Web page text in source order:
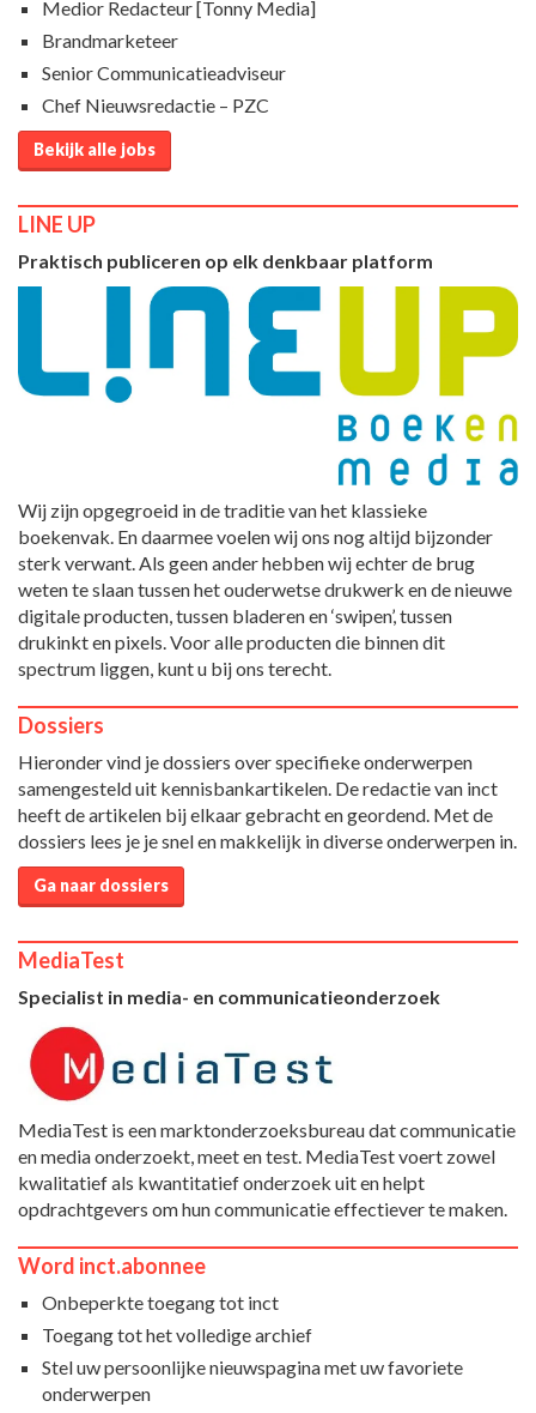
Medior Redacteur [Tonny Media]
Brandmarketeer
Senior Communicatieadviseur
Chef Nieuwsredactie – PZC
Bekijk alle jobs
LINE UP
Praktisch publiceren op elk denkbaar platform
Wij zijn opgegroeid in de traditie van het klassieke
boekenvak. En daarmee voelen wij ons nog altijd bijzonder
sterk verwant. Als geen ander hebben wij echter de brug
weten te slaan tussen het ouderwetse drukwerk en de nieuwe
digitale producten, tussen bladeren en ‘swipen’, tussen
drukinkt en pixels. Voor alle producten die binnen dit
spectrum liggen, kunt u bij ons terecht.
Dossiers
Hieronder vind je dossiers over specifieke onderwerpen
samengesteld uit kennisbankartikelen. De redactie van inct
heeft de artikelen bij elkaar gebracht en geordend. Met de
dossiers lees je je snel en makkelijk in diverse onderwerpen in.
Ga naar dossiers
MediaTest
Specialist in media- en communicatieonderzoek
MediaTest is een marktonderzoeksbureau dat communicatie
en media onderzoekt, meet en test. MediaTest voert zowel
kwalitatief als kwantitatief onderzoek uit en helpt
opdrachtgevers om hun communicatie effectiever te maken.
Word inct.abonnee
Onbeperkte toegang tot inct
Toegang tot het volledige archief
Stel uw persoonlijke nieuwspagina met uw favoriete
onderwerpen